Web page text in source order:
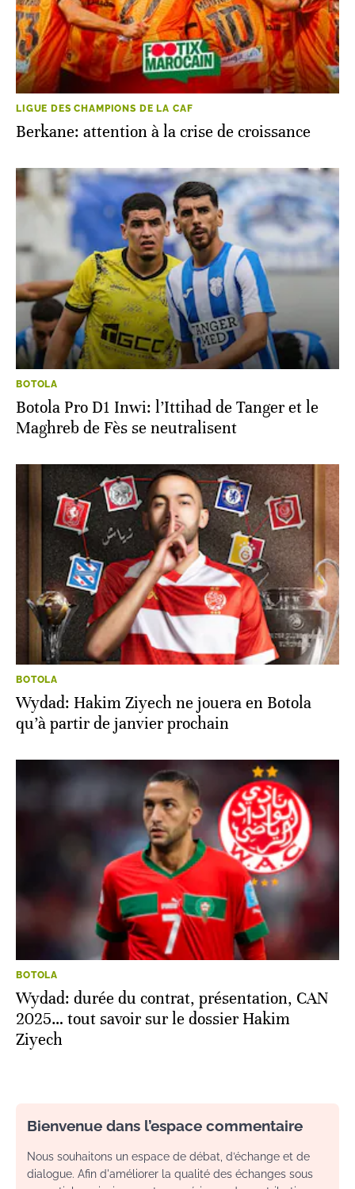
LIGUE DES CHAMPIONS DE LA CAF
Berkane: attention à la crise de croissance
BOTOLA
Botola Pro D1 Inwi: l’Ittihad de Tanger et le
Maghreb de Fès se neutralisent
BOTOLA
Wydad: Hakim Ziyech ne jouera en Botola
qu’à partir de janvier prochain
BOTOLA
Wydad: durée du contrat, présentation, CAN
2025… tout savoir sur le dossier Hakim
Ziyech
Bienvenue dans l’espace commentaire
Nous souhaitons un espace de débat, d’échange et de
dialogue. Afin d'améliorer la qualité des échanges sous